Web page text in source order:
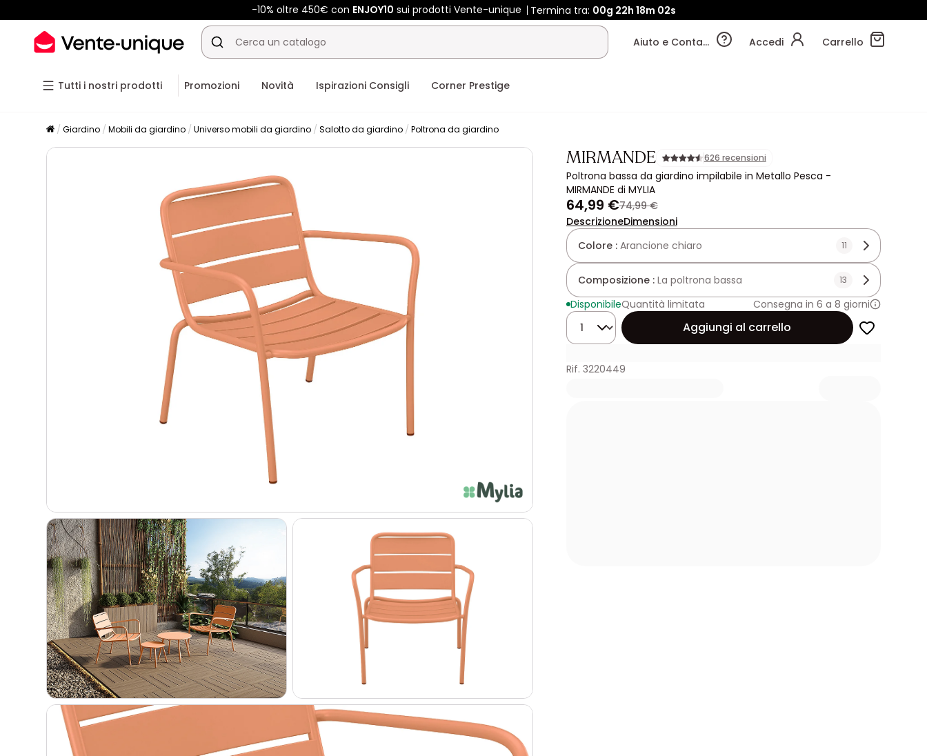
-10% oltre 450€ conENJOY10 sui prodotti Vente-unique Termina tra:00g 22h 18m 01s
Aiuto e Contatti Accedi Carrello
Tutti i nostri prodotti Promozioni Novità Ispirazioni Consigli Corner Prestige
Giardino Mobili da giardino Universo mobili da giardino Salotto da giardino Poltrona da giardino
MIRMANDE 626 recensioni
Poltrona bassa da giardino impilabile in Metallo Pesca -
MIRMANDE di MYLIA
64,99 €74,99 €
DescrizioneDimensioni
Colore : Arancione chiaro 11
Composizione : La poltrona bassa 13
DisponibileQuantità limitata
Consegna in 6 a 8 giorni
Quantità
Aggiungi al carrello
Rif. 3220449